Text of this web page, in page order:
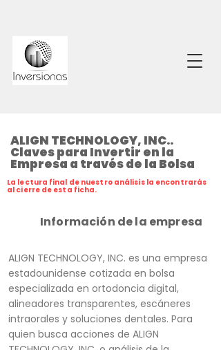
ALIGN TECHNOLOGY, INC..
Claves para Invertir en la
Empresa a través de la Bolsa
La lectura final de nuestro análisis la encontrarás
al cierre de esta ficha.
Información de la empresa
ALIGN TECHNOLOGY, INC. es una empresa
estadounidense cotizada en bolsa
especializada en ortodoncia digital,
alineadores transparentes, escáneres
intraorales y soluciones dentales. Para
quien busca acciones de ALIGN